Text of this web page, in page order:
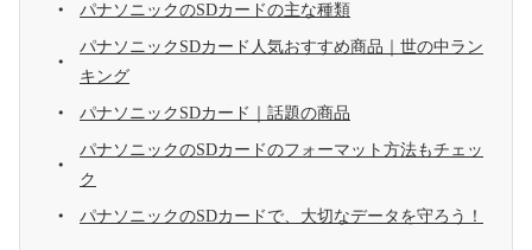
パナソニックのSDカードの主な種類
パナソニックSDカード人気おすすめ商品｜世の中ラン
キング
パナソニックSDカード｜話題の商品
パナソニックのSDカードのフォーマット方法もチェッ
ク
パナソニックのSDカードで、大切なデータを守ろう！